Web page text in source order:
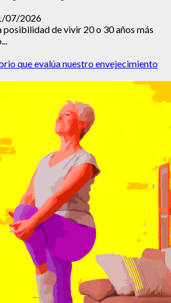
07/2026
posibilidad de vivir 20 o 30 años más
que evalúa nuestro envejecimiento